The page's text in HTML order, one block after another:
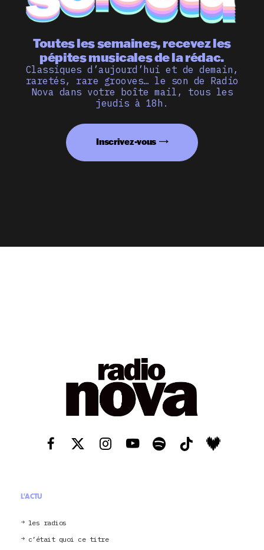
Toutes les semaines, recevez les
pépites musicales de la rédac.
Classiques d’aujourd’hui et de demain,
raretés, rare grooves… le son de Radio
Nova dans votre boîte mail, tous les
jeudis à 18h.
Inscrivez-vous
L'ACTU
les radios
c’était quoi ce titre